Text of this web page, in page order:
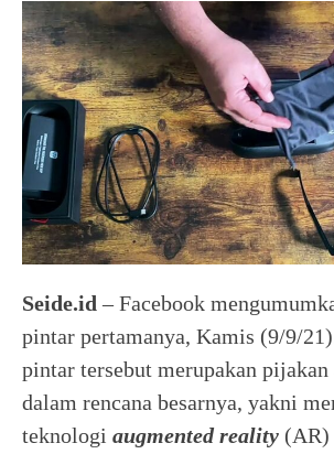
Seide.id – Facebook
pintar pertamanya, Kamis (9/9/
pintar tersebut merupakan pijakan
dalam rencana besarnya, yakni
teknologi augmented reality (AR)